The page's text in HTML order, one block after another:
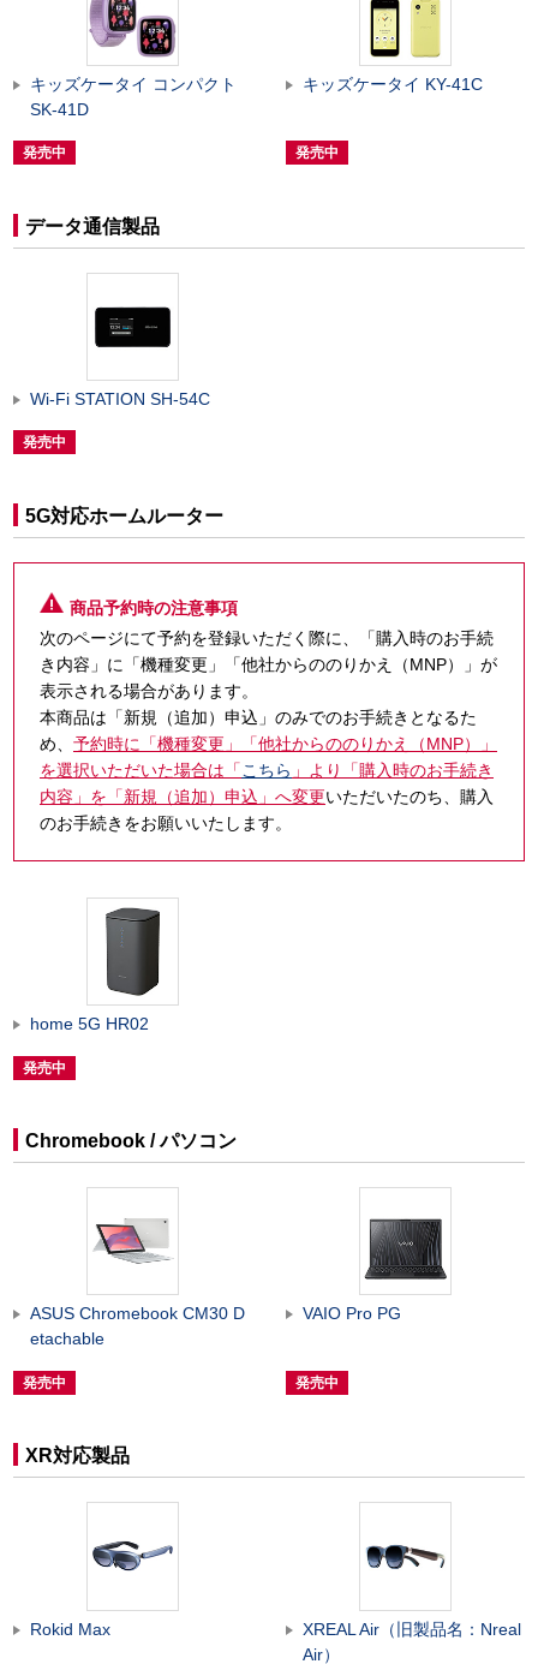
キッズケータイ コンパクト
SK-41D
発売中
キッズケータイ KY-41C
発売中
データ通信製品
Wi-Fi STATION SH-54C
発売中
5G対応ホームルーター
商品予約時の注意事項
次のページにて予約を登録いただく際に、「購入時のお手続
き内容」に「機種変更」「他社からののりかえ（MNP）」が
表示される場合があります。
本商品は「新規（追加）申込」のみでのお手続きとなるた
め、 予約時に「機種変更」「他社からののりかえ（MNP）」
を選択いただいた場合は「 こちら 」より「購入時のお手続き
内容」を「新規（追加）申込」へ変更いただいたのち、購入
のお手続きをお願いいたします。
home 5G HR02
発売中
Chromebook / パソコン
ASUS Chromebook CM30 D
etachable
発売中
VAIO Pro PG
発売中
XR対応製品
Rokid Max
XREAL Air（旧製品名：Nreal
Air）